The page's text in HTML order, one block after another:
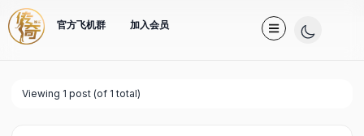
官方飞机群 加入会员
Viewing 1 post (of 1 total)